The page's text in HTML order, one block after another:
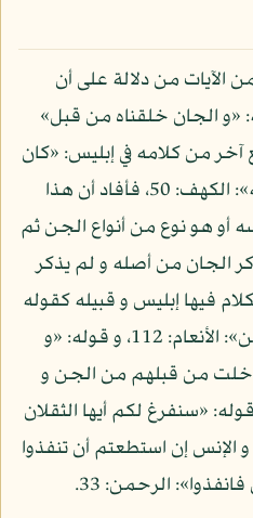
الآيات من دلالة على أن
«و الجان خلقناه من قبل»
آخر من كلامه في إبليس: «كان
من الجن ففسق عن أمر ربه»: الكهف: 50، فأفاد أن هذا
أو هو نوع من أنواع الجن ثم
الجان من أصله و لم يذكر
فيها إبليس و قبيله كقوله
تعالى: «شياطين الإنس و الجن»: الأنعام: 112، و قوله: «و
خلت من قبلهم من الجن و
حم السجدة: 25، و قوله: «سنفرغ لكم أيها الثقلان
الإنس إن استطعتم أن تنفذوا
الرحمن: 33.